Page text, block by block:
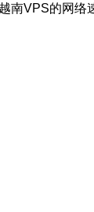
VPS的网络